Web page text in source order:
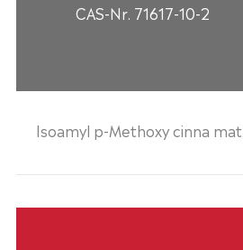
CAS-Nr. 71617-10-2
Isoamyl p-Methoxy cinna mat.